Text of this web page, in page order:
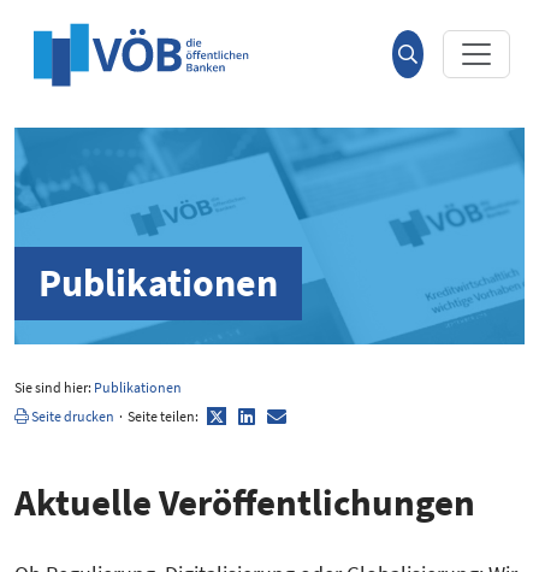
Suche
öffnen
Publikationen
Sie sind hier: Publikationen
Seite drucken · Seite teilen: TwitterLinkedIn
E-
Mail
Aktuelle Veröf­fent­li­chungen